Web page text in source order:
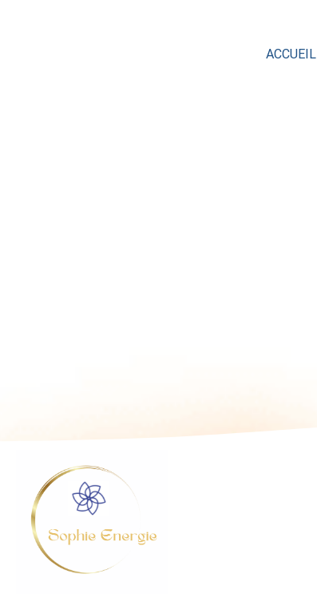
ACCUEIL